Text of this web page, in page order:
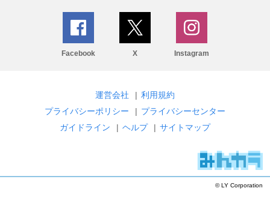
Facebook X Instagram
運営会社 | 利用規約
プライバシーポリシー
| プライバシーセンター
ガイドライン
| ヘルプ | サイトマップ
© LY Corporation